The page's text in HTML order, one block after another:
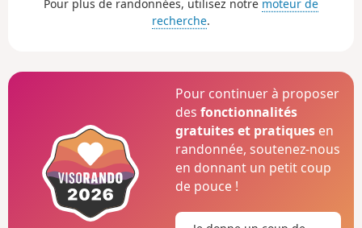
vignes, plateaux et sommets boisés,
grandes étendues herbagées ou
Landion qui borde le parc d’attractions
de Nigloland. Immanquable avec ses
manèges dont les plus hauts émergent
des cimes des arbres. Le paysage de
collines calcaires s’estompe pour
laisser place à la plaine argileuse
quand on approche d’Amance,
commune connue pour ses tuileries-
poteries-briqueteries. Le village a
donné son nom à l’un des grands lacs
Pour plus de randonnées, utilisez notre moteur de
recherche.
Pour continuer à proposer
desfonctionnalités
gratuites et pratiques en
randonnée, soutenez-nous
en donnant un petit coup
de pouce !